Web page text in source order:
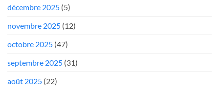
décembre 2025 (5)
novembre 2025 (12)
octobre 2025 (47)
septembre 2025 (31)
août 2025 (22)